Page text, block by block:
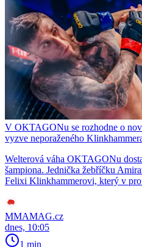
V OKTAGONu se rozhodne o
vyzve neporaženého
Welterová váha OKTAGONu
šampiona. Jednička žebříčku
Felixi Klinkhammerovi, který v
MMAMAG.cz
dnes, 10:05
1 min